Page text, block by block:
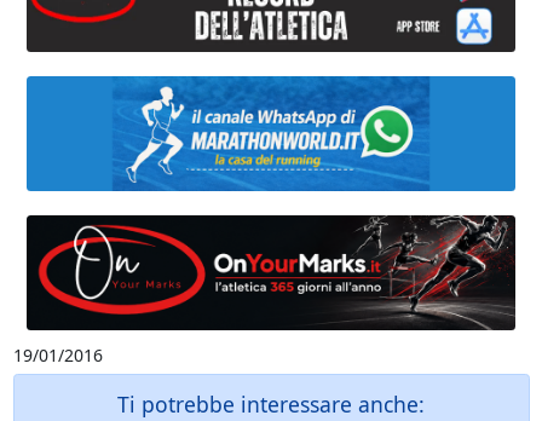
19/01/2016
Ti potrebbe interessare anche: